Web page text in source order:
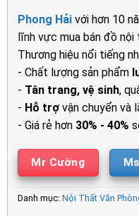
Phong Hảivới hơn 10
lĩnh vực mua bán đồ
Thương hiệu nổi tiếng
- Chất lượng sản phẩm
- Tân trang, vệ sinh,
- Hỗ trợvận chuyển và
- Giá rẻ hơn 30% - 40%
Mr Cường
Danh mục: Nội Thất Văn